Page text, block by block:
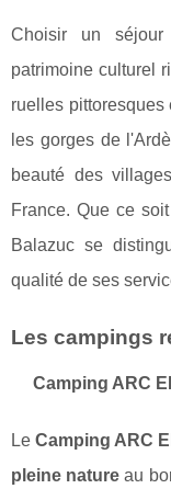
Choisir un
patrimoine culturel
ruelles pittoresques
les gorges de
beauté des
France. Que ce
Balazuc se
qualité de ses
Les campings
Camping ARC
LeCamping ARC
pleine nature au